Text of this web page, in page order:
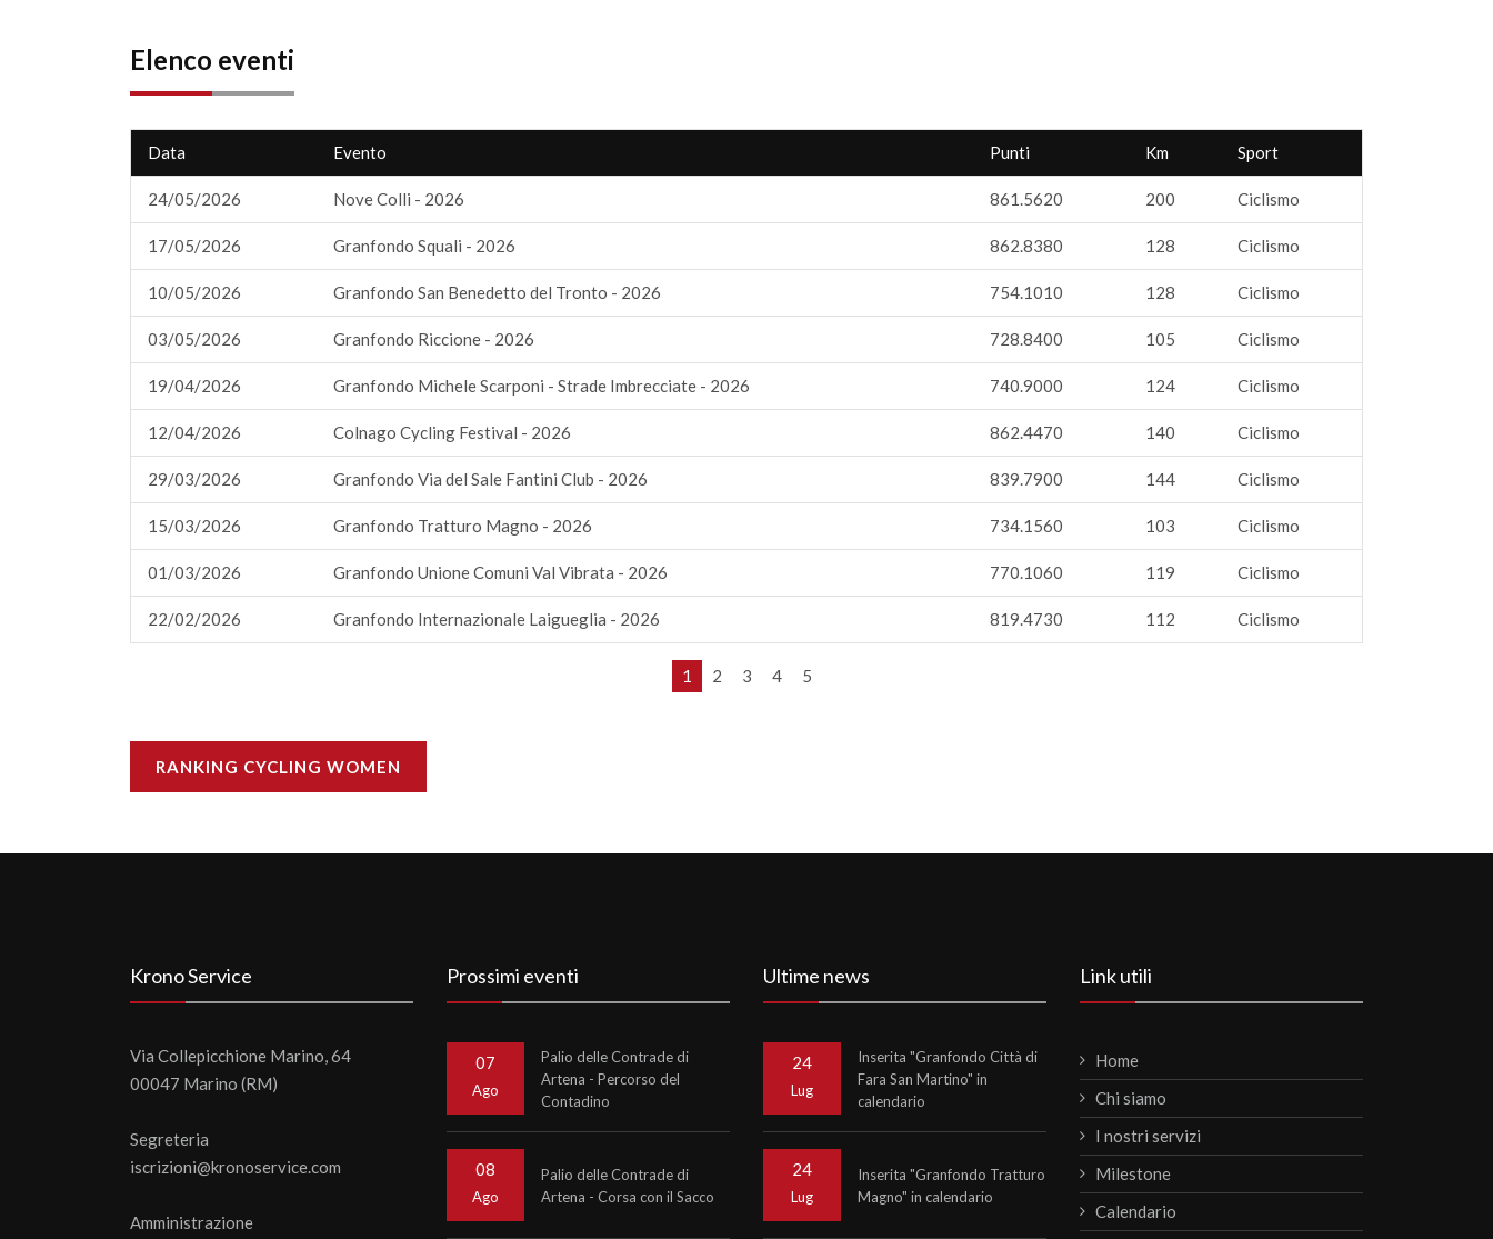
Elenco eventi
Data Evento Punti Km Sport
24/05/2026 Nove Colli - 2026 861.5620 200 Ciclismo
17/05/2026 Granfondo Squali - 2026 862.8380 128 Ciclismo
10/05/2026 Granfondo San Benedetto del Tronto - 2026 754.1010 128 Ciclismo
03/05/2026 Granfondo Riccione - 2026 728.8400 105 Ciclismo
19/04/2026 Granfondo Michele Scarponi - Strade Imbrecciate - 2026 740.9000 124 Ciclismo
12/04/2026 Colnago Cycling Festival - 2026 862.4470 140 Ciclismo
29/03/2026 Granfondo Via del Sale Fantini Club - 2026 839.7900 144 Ciclismo
15/03/2026 Granfondo Tratturo Magno - 2026 734.1560 103 Ciclismo
01/03/2026 Granfondo Unione Comuni Val Vibrata - 2026 770.1060 119 Ciclismo
22/02/2026 Granfondo Internazionale Laigueglia - 2026 819.4730 112 Ciclismo
1 2 3 4 5
RANKING CYCLING WOMEN
Krono Service
Via Collepicchione Marino, 64
00047 Marino (RM)
Segreteria
iscrizioni@kronoservice.com
Amministrazione
Prossimi eventi
07
Ago
Palio delle Contrade di
Artena - Percorso del
Contadino
08
Ago
Palio delle Contrade di
Artena - Corsa con il Sacco
Ultime news
24
Lug
Inserita "Granfondo Città di
Fara San Martino" in
calendario
24
Lug
Inserita "Granfondo Tratturo
Magno" in calendario
Link utili
Home
Chi siamo
I nostri servizi
Milestone
Calendario